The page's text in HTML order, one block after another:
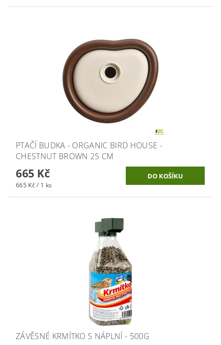
PTAČÍ BUDKA - ORGANIC BIRD HOUSE -
CHESTNUT BROWN 25 CM
665 Kč
665 Kč / 1 ks
ZÁVĚSNÉ KRMÍTKO S NÁPLNÍ - 500G